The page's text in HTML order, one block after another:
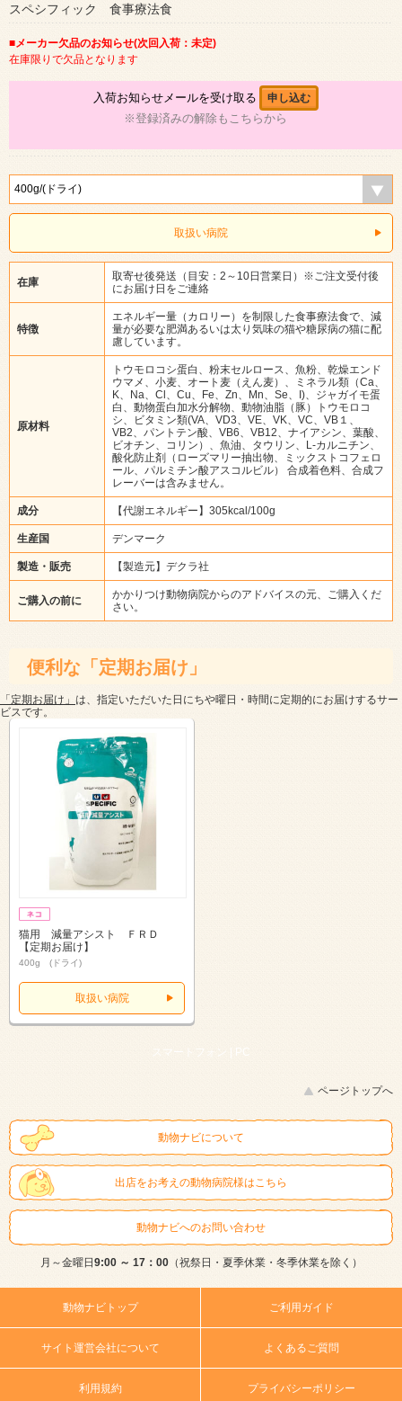
スペシフィック 食事療法食
■メーカー欠品のお知らせ(次回入荷：未定)
在庫限りで欠品となります
入荷お知らせメールを受け取る 申し込む
※登録済みの解除もこちらから
取扱い病院
在庫
取寄せ後発送（目安：2～10日営業日）※ご注文受付後
にお届け日をご連絡
特徴
エネルギー量（カロリー）を制限した食事療法食で、減
量が必要な肥満あるいは太り気味の猫や糖尿病の猫に配
慮しています。
原材料
トウモロコシ蛋白、粉末セルロース、魚粉、乾燥エンド
ウマメ、小麦、オート麦（えん麦）、ミネラル類（Ca、
K、Na、Cl、Cu、Fe、Zn、Mn、Se、I)、ジャガイモ蛋
白、動物蛋白加水分解物、動物油脂（豚）トウモロコ
シ、ビタミン類(VA、VD3、VE、VK、VC、VB１、
VB2、パントテン酸、VB6、VB12、ナイアシン、葉酸、
ビオチン、コリン）、魚油、タウリン、L-カルニチン、
酸化防止剤（ローズマリー抽出物、ミックストコフェロ
ール、パルミチン酸アスコルビル） 合成着色料、合成フ
レーバーは含みません。
成分 【代謝エネルギー】305kcal/100g
生産国 デンマーク
製造・販売 【製造元】デクラ社
ご購入の前に
かかりつけ動物病院からのアドバイスの元、ご購入くだ
さい。
便利な「定期お届け」
「定期お届け」 は、指定いただいた日にちや曜日・時間に定期的にお届けするサー
ビスです。
猫用 減量アシスト ＦＲＤ
【定期お届け】
400g (ドライ)
取扱い病院
スマートフォン | PC
ページトップへ
動物ナビについて
出店をお考えの動物病院様はこちら
動物ナビへのお問い合わせ
月～金曜日 9:00 ～ 17：00（祝祭日・夏季休業・冬季休業を除く）
動物ナビトップ ご利用ガイド
サイト運営会社について よくあるご質問
利用規約 プライバシーポリシー